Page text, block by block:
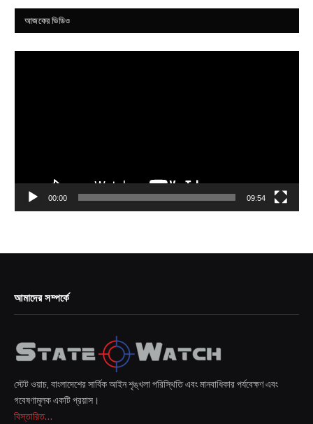
আজকের ভিডিও
00:00 09:54
আমাদের সম্পর্কে
স্টেট ওয়াচ, বাংলাদেশের সার্বিক আইন শৃঙ্খলা পরিস্থিতি এবং মানবাধিকার পর্যবেক্ষণ এবং
গবেষণামূলক একটি প্রয়াস।
বিস্তারিত...